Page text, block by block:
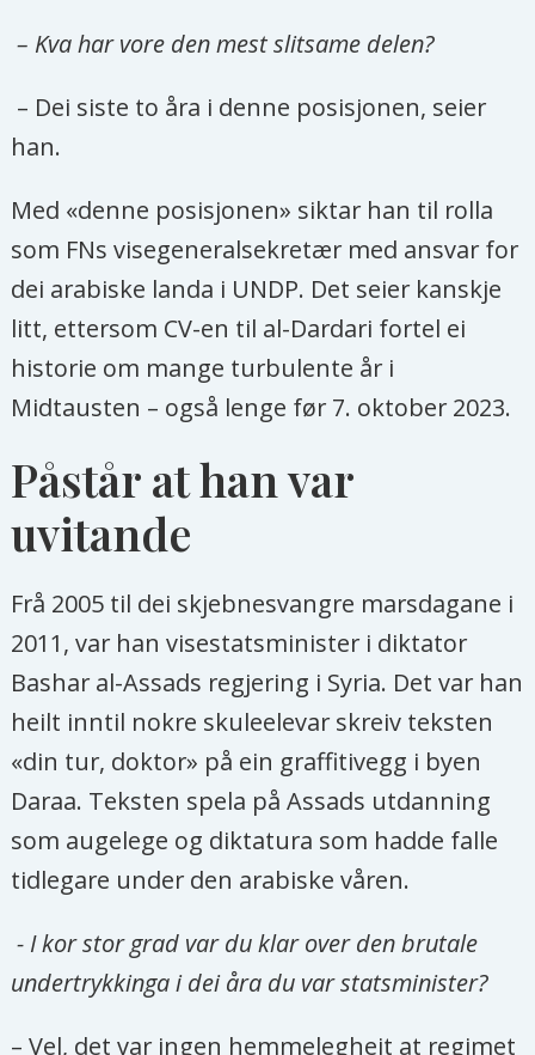
– Kva har vore den mest slitsame delen?
– Dei siste to åra i denne posisjonen, seier
han.
Med «denne posisjonen» siktar han til rolla
som FNs visegeneralsekretær med ansvar for
dei arabiske landa i UNDP. Det seier kanskje
litt, ettersom CV-en til al-Dardari fortel ei
historie om mange turbulente år i
Midtausten – også lenge før 7. oktober 2023.
Påstår at han var
uvitande
Frå 2005 til dei skjebnesvangre marsdagane i
2011, var han visestatsminister i diktator
Bashar al-Assads regjering i Syria. Det var han
heilt inntil nokre skuleelevar skreiv teksten
«din tur, doktor» på ein graffitivegg i byen
Daraa. Teksten spela på Assads utdanning
som augelege og diktatura som hadde falle
tidlegare under den arabiske våren.
- I kor stor grad var du klar over den brutale
undertrykkinga i dei åra du var statsminister?
– Vel, det var ingen hemmelegheit at regimet